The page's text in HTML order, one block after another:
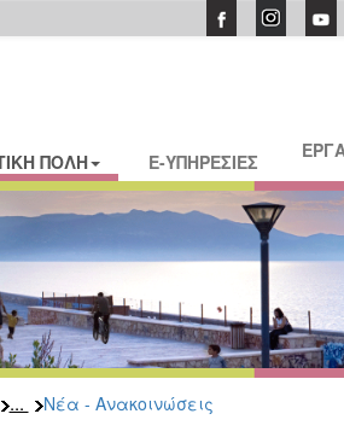
ΠΟΛΗ E-ΥΠΗΡΕΣΙΕΣ
... Νέα - Ανακοινώσεις